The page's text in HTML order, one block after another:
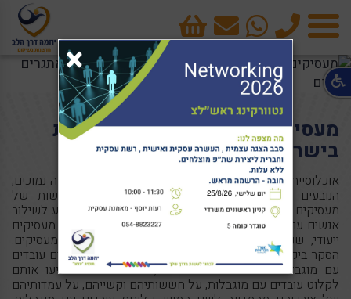
טלפון cart
מעסיקים של עובדים עם מוגבלות
בישראל: עמדות, אתגרים וצרכים
אוכלוסיית האנשים עם מוגבלות מאופיינת בשיעורי תעסוקה נמוכים,
הנובעים מחסמים רבים, ובהם עמדות שליליות וחששות של
מעסיקים. מאמר זה יעסוק בעמדותיהם של מעסיקים בנוגע לשילוב
אנשים עם מוגבלות בתעסוקה, תוך הצגת ממצאים מסקר מעסיקים
ייעודי, שנערך במהלך שנת 2011 והקיף קרוב ל-800 מעסיקים.
הסקר ביקש לאמוד את שיעור העסקים בישראל המשלבים עובדים
עם מוגבלות ולעמוד על מאפייניהם, על הגורמים שהניעו אותם
לקלוט עובדים עם מוגבלות, על חששותיהם וקשייהם, על עמדותיהם
×